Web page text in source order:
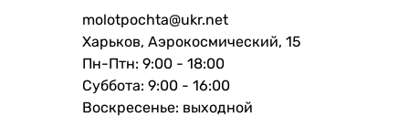
molotpochta@ukr.net
Харьков, Аэрокосмический, 15
Пн-Птн: 9:00 - 18:00
Суббота: 9:00 - 16:00
Воскресенье: выходной